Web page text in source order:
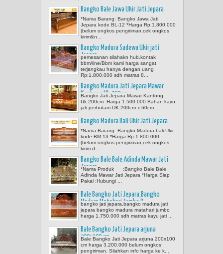
Bangko Bale Jawa Ukir Jati Jepara
*Nama Barang: Bangko Jawa Jati
Jepara kode BL-12 *Harga Rp.1.800.000
(belum ongkos pengiriman,cek ongkos
kirim&n...
Bangko Madura Sadewa Ukir jati
Jepara
pemesanan silahakn hub.kontak
bbm/line/Bbm kami harga sangat
terjangkau hanya dengan uang
Rp:1.800.000 sdh matras 8...
Bangko Madura Jati Jepara Mawar
Kantong Uk.200cm
Bangko Jati Jepara Mawar Kantong
Uk.200cm Harga 1.500.000 Bahan kayu
jati perhutani UK.200cm x 60cm...
Bangko Madura Bali Ukir Jati Jepara
*Nama Barang: Bangko Madura bali Ukir
kode BM-13 *Harga Rp.1.800.000
(belum ongkos pengiriman,cek ongkos
kirim d...
Bangko Bale Bale Adinda Mawar Jati
Jepara
*Nama Produk :Bangko Bale Bale
Adinda Mawar Jati Jepara *Harga Siap
Pakai :Hubungi ...
Bale Bangko Jati Jepara,Bangko
Madura Matahari Jumbo B
bangko jati jepara,bangko madura jati
jepara bangko madura matahari jumbo
harga 1.750.000 sdh matras kayu jati ...
Bale Bangko Jati Jepara arjuna
200x100 cm
Bale Bangko Jati Jepara arjuna 200x100
cm harga 3.200.000 belum ongkos
pengiriman. Silahkan info harga ke k...